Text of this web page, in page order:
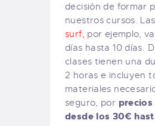
decisión de formar
nuestros cursos. Las
surf, por ejemplo,
días hasta 10 días.
clases tienen una
2 horas e incluyen
materiales
seguro, por
desde los 30€